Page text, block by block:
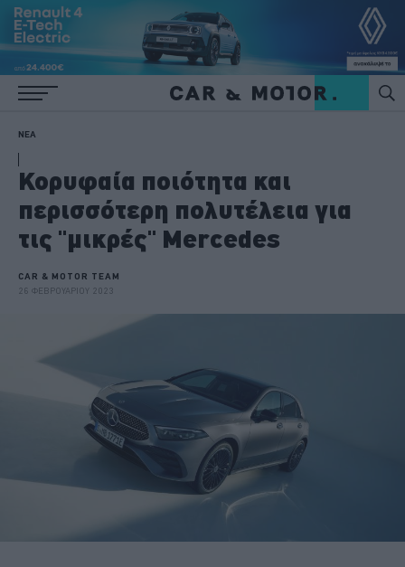
ΝΕΑ
Κορυφαία ποιότητα και
περισσότερη πολυτέλεια για
τις "μικρές" Mercedes
CAR & MOTOR TEAM
26 ΦΕΒΡΟΥΑΡΙΟΥ 2023